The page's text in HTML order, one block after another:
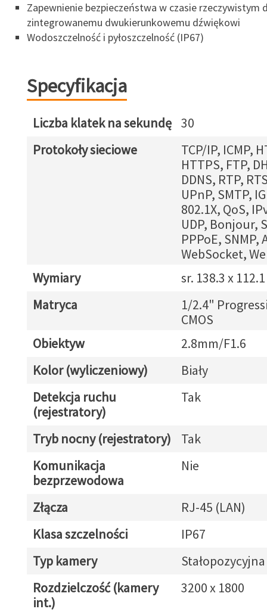
Zapewnienie bezpieczeństwa w czasie rzeczywistym
zintegrowanemu dwukierunkowemu dźwiękowi
Wodoszczelność i pyłoszczelność (IP67)
Specyfikacja
Liczba klatek na sekundę 30
Protokoły sieciowe
TCP/IP, ICMP,
HTTPS, FTP,
DDNS, RTP,
UPnP, SMTP,
802.1X, QoS,
UDP, Bonjour,
PPPoE, SNMP,
WebSocket,
Wymiary
sr. 138.3 x
Matryca
1/2.4"
CMOS
Obiektyw
2.8mm/F1.6
Kolor (wyliczeniowy)
Biały
Detekcja ruchu
(rejestratory)
Tak
Tryb nocny (rejestratory)
Tak
Komunikacja
bezprzewodowa
Nie
Złącza
RJ-45 (LAN)
Klasa szczelności
IP67
Typ kamery
Stałopozycyjna
Rozdzielczość (kamery
int.)
3200 x 1800